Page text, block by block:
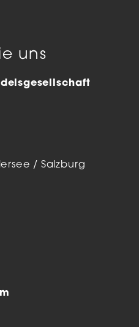
uns
/ Salzburg